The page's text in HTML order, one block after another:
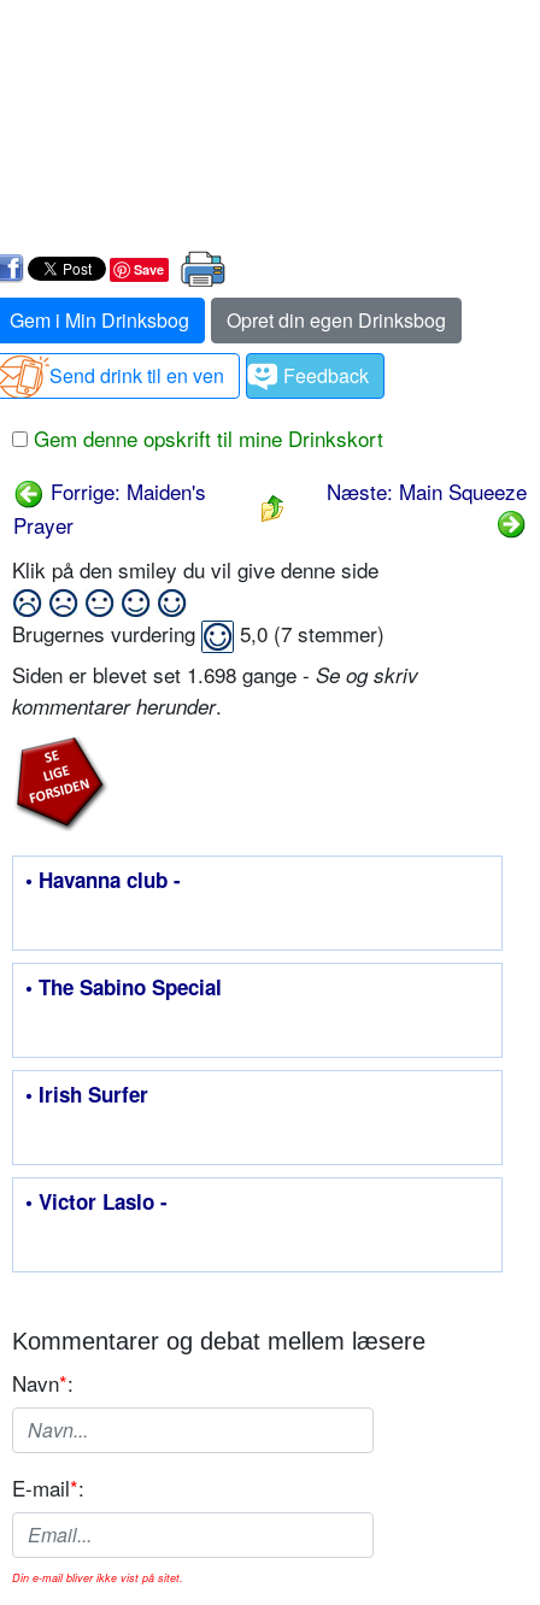
Save
Gem i Min Drinksbog
Opret din egen Drinksbog
Send drink til en ven
Feedback
Gem denne opskrift til mine Drinkskort
Forrige: Maiden's
Prayer
Næste: Main Squeeze
Klik på den smiley du vil give denne side
Brugernes vurdering 5,0 (7 stemmer)
Siden er blevet set 1.698 gange - Se og skriv
kommentarer herunder.
• Havanna club -
• The Sabino Special
• Irish Surfer
• Victor Laslo -
Kommentarer og debat mellem læsere
Navn*:
E-mail*:
Din e-mail bliver ikke vist på sitet.